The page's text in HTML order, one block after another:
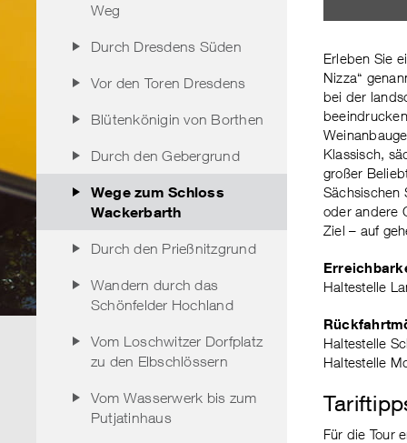
Weg
Durch Dresdens Süden
Vor den Toren Dresdens
Blütenkönigin von Borthen
Durch den Gebergrund
Wege zum Schloss
Wackerbarth
Durch den Prießnitzgrund
Wandern durch das
Schönfelder Hochland
Vom Loschwitzer Dorfplatz
zu den Elbschlössern
Vom Wasserwerk bis zum
Putjatinhaus
Erleben Sie
Nizza“
bei der
Klassisch,
großer
Sächsischen
oder andere
Ziel – auf
Haltestelle
Haltestelle
Haltestelle
Für die Tour